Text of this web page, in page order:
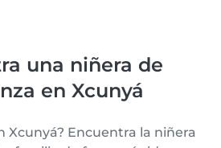
una niñera de
en Xcunyá
Xcunyá? Encuentra la niñera